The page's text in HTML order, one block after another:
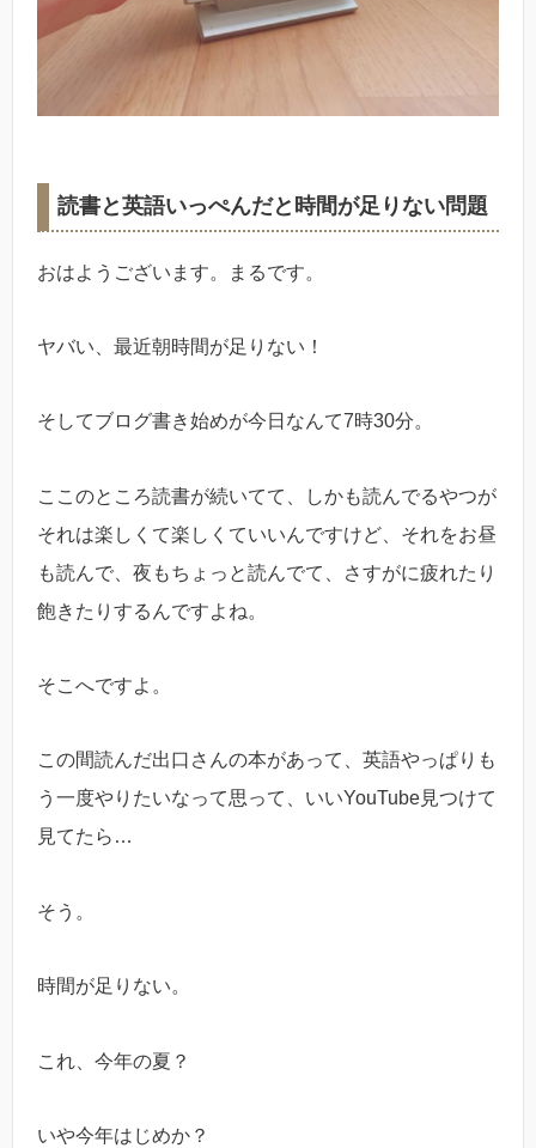
読書と英語いっぺんだと時間が足りない問題
おはようございます。まるです。
ヤバい、最近朝時間が足りない！
そしてブログ書き始めが今日なんて7時30分。
ここのところ読書が続いてて、しかも読んでるやつが
それは楽しくて楽しくていいんですけど、それをお昼
も読んで、夜もちょっと読んでて、さすがに疲れたり
飽きたりするんですよね。
そこへですよ。
この間読んだ出口さんの本があって、英語やっぱりも
う一度やりたいなって思って、いいYouTube見つけて
見てたら…
そう。
時間が足りない。
これ、今年の夏？
いや今年はじめか？